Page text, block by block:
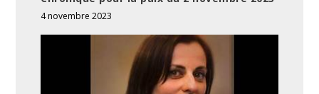
4 novembre 2023